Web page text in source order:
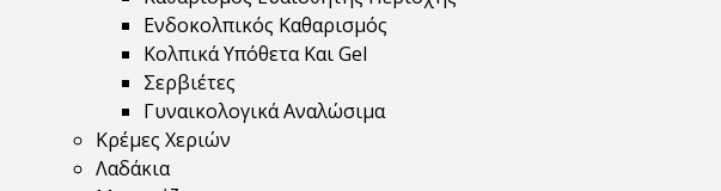
Ενδοκολπικός Καθαρισμός
Κολπικά Υπόθετα Και Gel
Σερβιέτες
Γυναικολογικά Αναλώσιμα
Κρέμες Χεριών
Λαδάκια